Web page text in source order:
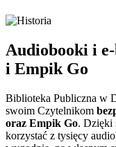
Audiobooki i
i Empik Go
Biblioteka Publiczna w
swoim Czytelnikom
oraz Empik Go. Dzięki
korzystać z tysięcy